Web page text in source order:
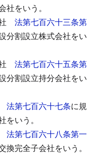
社をいう。
法第七百六十三条第
分割設立株式会社をい
法第七百六十五条第
分割設立持分会社をい
法第七百六十七条に規
いう。
法第七百六十八条第一
換完全子会社をいう。